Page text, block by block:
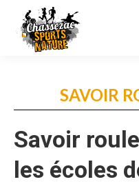
SAVOIR
Savoir
les écoles